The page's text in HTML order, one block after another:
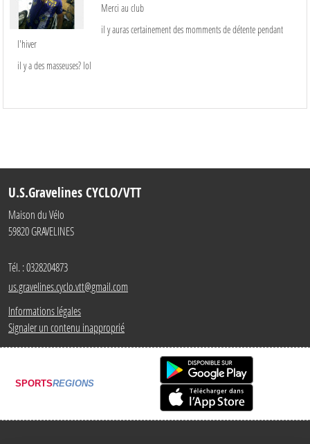
Merci au club
il y auras certainement des momments de détente pendant
l'hiver
il y a des masseuses? lol
U.S.Gravelines CYCLO/VTT
Maison du Vélo
59820GRAVELINES
Tél. :0328204873
us.gravelines.cyclo.vtt@gmail.com
Informations légales
Signaler un contenu inapproprié
SPORTSREGIONS